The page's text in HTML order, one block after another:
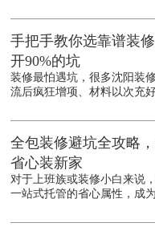
手把手教你选靠谱装
开90%的坑
装修最怕遇坑，很多沈阳装
流后疯狂增项、材料以次充好
全包装修避坑全攻略
省心装新家
对于上班族或装修小白来说
一站式托管的省心属性，成为